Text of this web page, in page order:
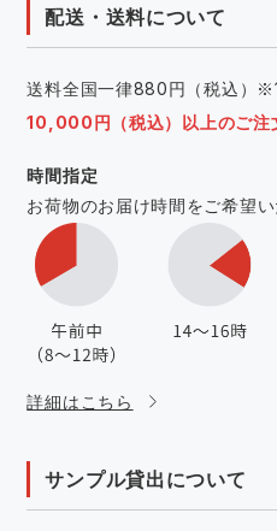
配送・送料について
送料全国一律880円（税込）
10,000円（税込）以上のご注
時間指定
お荷物のお届け時間をご希望い
詳細はこちら
サンプル貸出について